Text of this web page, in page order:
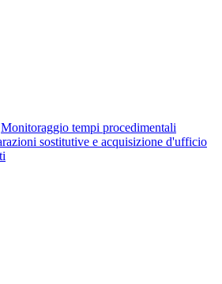
Monitoraggio tempi procedimentali
sostitutive e acquisizione d'ufficio